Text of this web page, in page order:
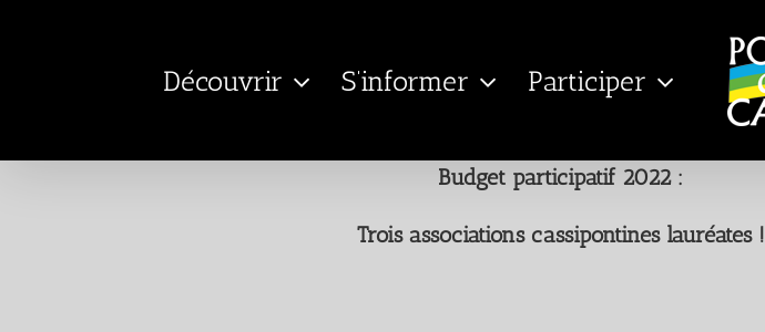
Découvrir S’informer Participer
Budget participatif 2022 :
Trois associations cassipontines lauréates !